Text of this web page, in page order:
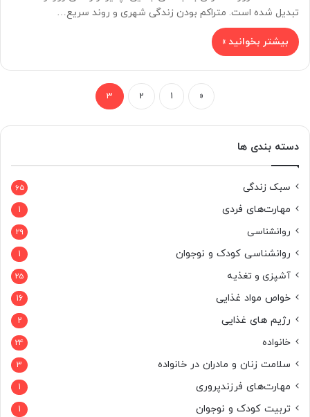
تبدیل شده است. متراکم بودن زندگی شهری و روند سریع…
بیشتر بخوانید »
«
1
2
3
دسته بندی ها
سبک زندگی 65
مهارت‌های فردی 1
روانشناسی 29
روانشناسی کودک و نوجوان 1
آشپزی و تغذیه 25
خواص مواد غذایی 16
رژیم های غذایی 2
خانواده 24
سلامت زنان و مادران در خانواده 3
مهارت‌های فرزندپروری 1
تربیت کودک و نوجوان 1